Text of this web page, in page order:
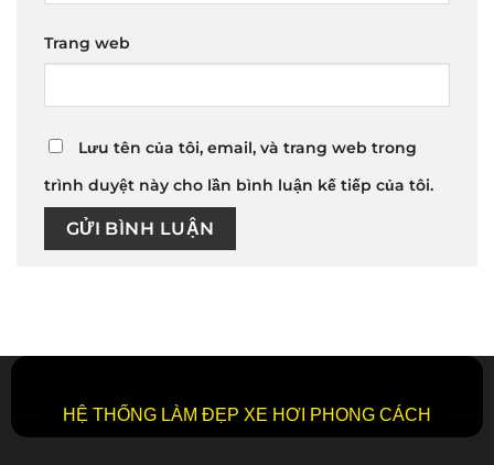
Trang web
Lưu tên của tôi, email, và trang web trong
trình duyệt này cho lần bình luận kế tiếp của tôi.
HỆ THỐNG LÀM ĐẸP XE HƠI PHONG CÁCH